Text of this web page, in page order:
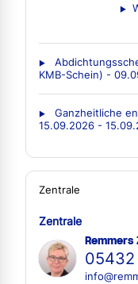
KMB-Schein) -
Ganzheitliche
15.09.2026 -
Zentrale
Zentrale